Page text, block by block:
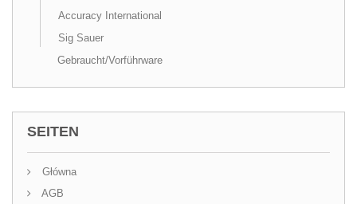
Accuracy International
Sig Sauer
Gebraucht/Vorführware
SEITEN
Główna
AGB